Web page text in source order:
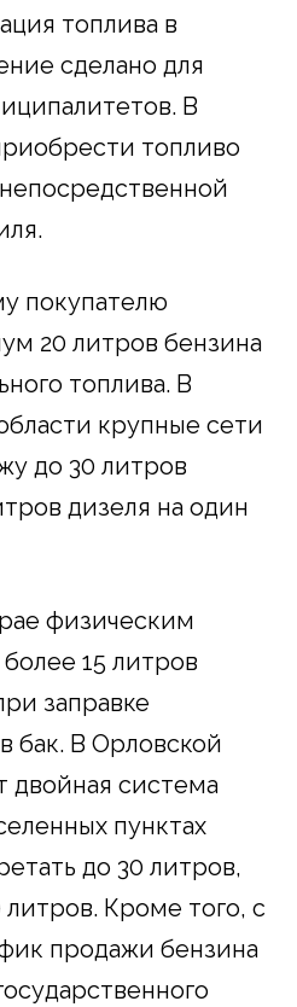
топлива в
сделано для
В
топливо
покупателю
20 литров бензина
топлива. В
крупные сети
до 30 литров
дизеля на один
физическим
15 литров
заправке
бак. В Орловской
двойная система
пунктах
до 30 литров,
Кроме того, с
продажи бензина